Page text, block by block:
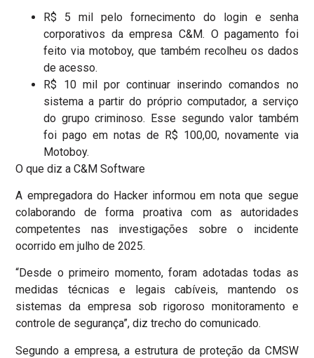
R$ 5 mil pelo fornecimento do login e senha
corporativos da empresa C&M. O pagamento foi
feito via motoboy, que também recolheu os dados
de acesso.
R$ 10 mil por continuar inserindo comandos no
sistema a partir do próprio computador, a serviço
do grupo criminoso. Esse segundo valor também
foi pago em notas de R$ 100,00, novamente via
Motoboy.
O que diz a C&M Software
A empregadora do Hacker informou em nota que segue
colaborando de forma proativa com as autoridades
competentes nas investigações sobre o incidente
ocorrido em julho de 2025.
“Desde o primeiro momento, foram adotadas todas as
medidas técnicas e legais cabíveis, mantendo os
sistemas da empresa sob rigoroso monitoramento e
controle de segurança”, diz trecho do comunicado.
Segundo a empresa, a estrutura de proteção da CMSW